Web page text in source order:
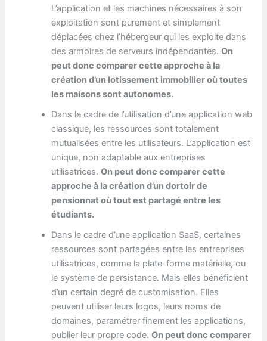
L’application et les machines nécessaires à son
exploitation sont purement et simplement
déplacées chez l’hébergeur qui les exploite dans
des armoires de serveurs indépendantes.On
peut donc comparer cette approche à la
création d’un lotissement immobilier où toutes
les maisons sont autonomes.
Dans le cadre de l’utilisation d’une application web
classique, les ressources sont totalement
mutualisées entre les utilisateurs. L’application est
unique, non adaptable aux entreprises
utilisatrices.On peut donc comparer cette
approche à la création d’un dortoir de
pensionnat où tout est partagé entre les
étudiants.
Dans le cadre d’une application SaaS, certaines
ressources sont partagées entre les entreprises
utilisatrices, comme la plate-forme matérielle, ou
le système de persistance. Mais elles bénéficient
d’un certain degré de customisation. Elles
peuvent utiliser leurs logos, leurs noms de
domaines, paramétrer finement les applications,
publier leur propre code.On peut donc comparer